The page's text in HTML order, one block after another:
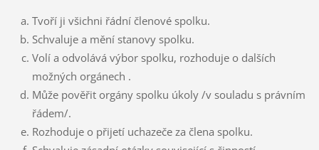
Tvoří ji všichni řádní členové spolku.
Schvaluje a mění stanovy spolku.
Volí a odvolává výbor spolku, rozhoduje o dalších
možných orgánech .
Může pověřit orgány spolku úkoly /v souladu s právním
řádem/.
Rozhoduje o přijetí uchazeče za člena spolku.